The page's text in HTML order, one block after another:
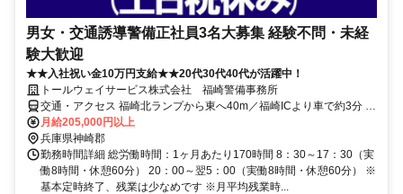
男女・交通誘導警備正社員3名大募集 経験不問・未経
験大歓迎
★★入社祝い金10万円支給★★20代30代40代が活躍中！
トールウェイサービス株式会社 福崎警備事務所
交通・アクセス 福崎北ランプから東へ40m／福崎ICより車で約3分 ■
車通勤OK・バイク通勤OK／無料駐車場あり
月給205,000円以上
兵庫県神崎郡
勤務時間詳細 総労働時間：1ヶ月あたり170時間 8：30～17：30（実
働8時間・休憩60分） 20：00～翌5：00（実働8時間・休憩60分） ※
基本定時終了、残業は少なめです ※月平均残業時...